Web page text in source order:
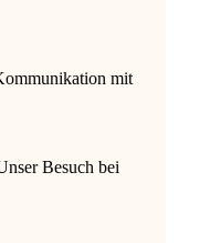
mit
Besuch bei